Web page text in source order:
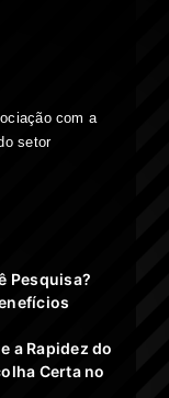
com a
setor
Pesquisa?
a Rapidez do
Certa no